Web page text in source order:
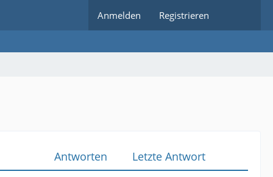
Anmelden Registrieren
Antworten Letzte Antwort